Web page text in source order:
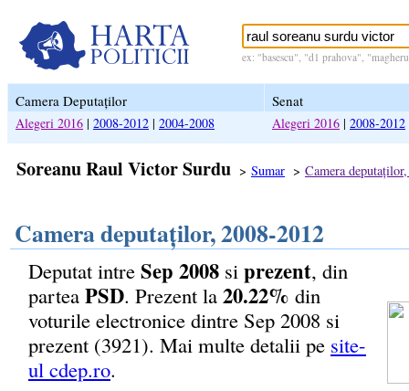
ex: "basescu", "d1 prahova",
Camera Deputaților Senat
Alegeri 2016 | 2008-2012 | 2004-2008 Alegeri 2016 | 2008-2012
Soreanu Raul Victor Surdu > Sumar > Camera
Camera deputaților, 2008-2012
Deputat intre Sep 2008 si prezent, din
partea PSD. Prezent la 20.22% din
voturile electronice dintre Sep 2008 si
prezent (3921). Mai multe detalii pe site-
ul cdep.ro.